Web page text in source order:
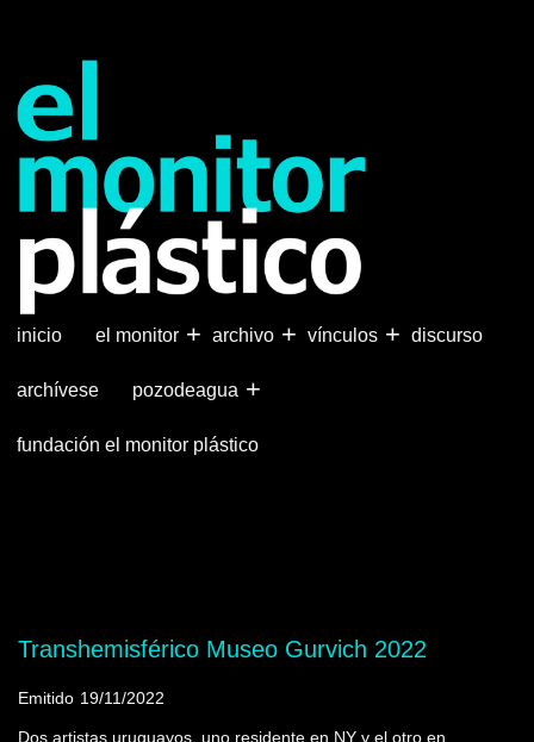
principal
inicio +
el monitor +
archivo +
vínculos discurso
archívese +
pozodeagua
fundación el monitor plástico
Transhemisférico Museo Gurvich 2022
Emitido 19/11/2022
Dos artistas uruguayos, uno residente en NY y el otro en